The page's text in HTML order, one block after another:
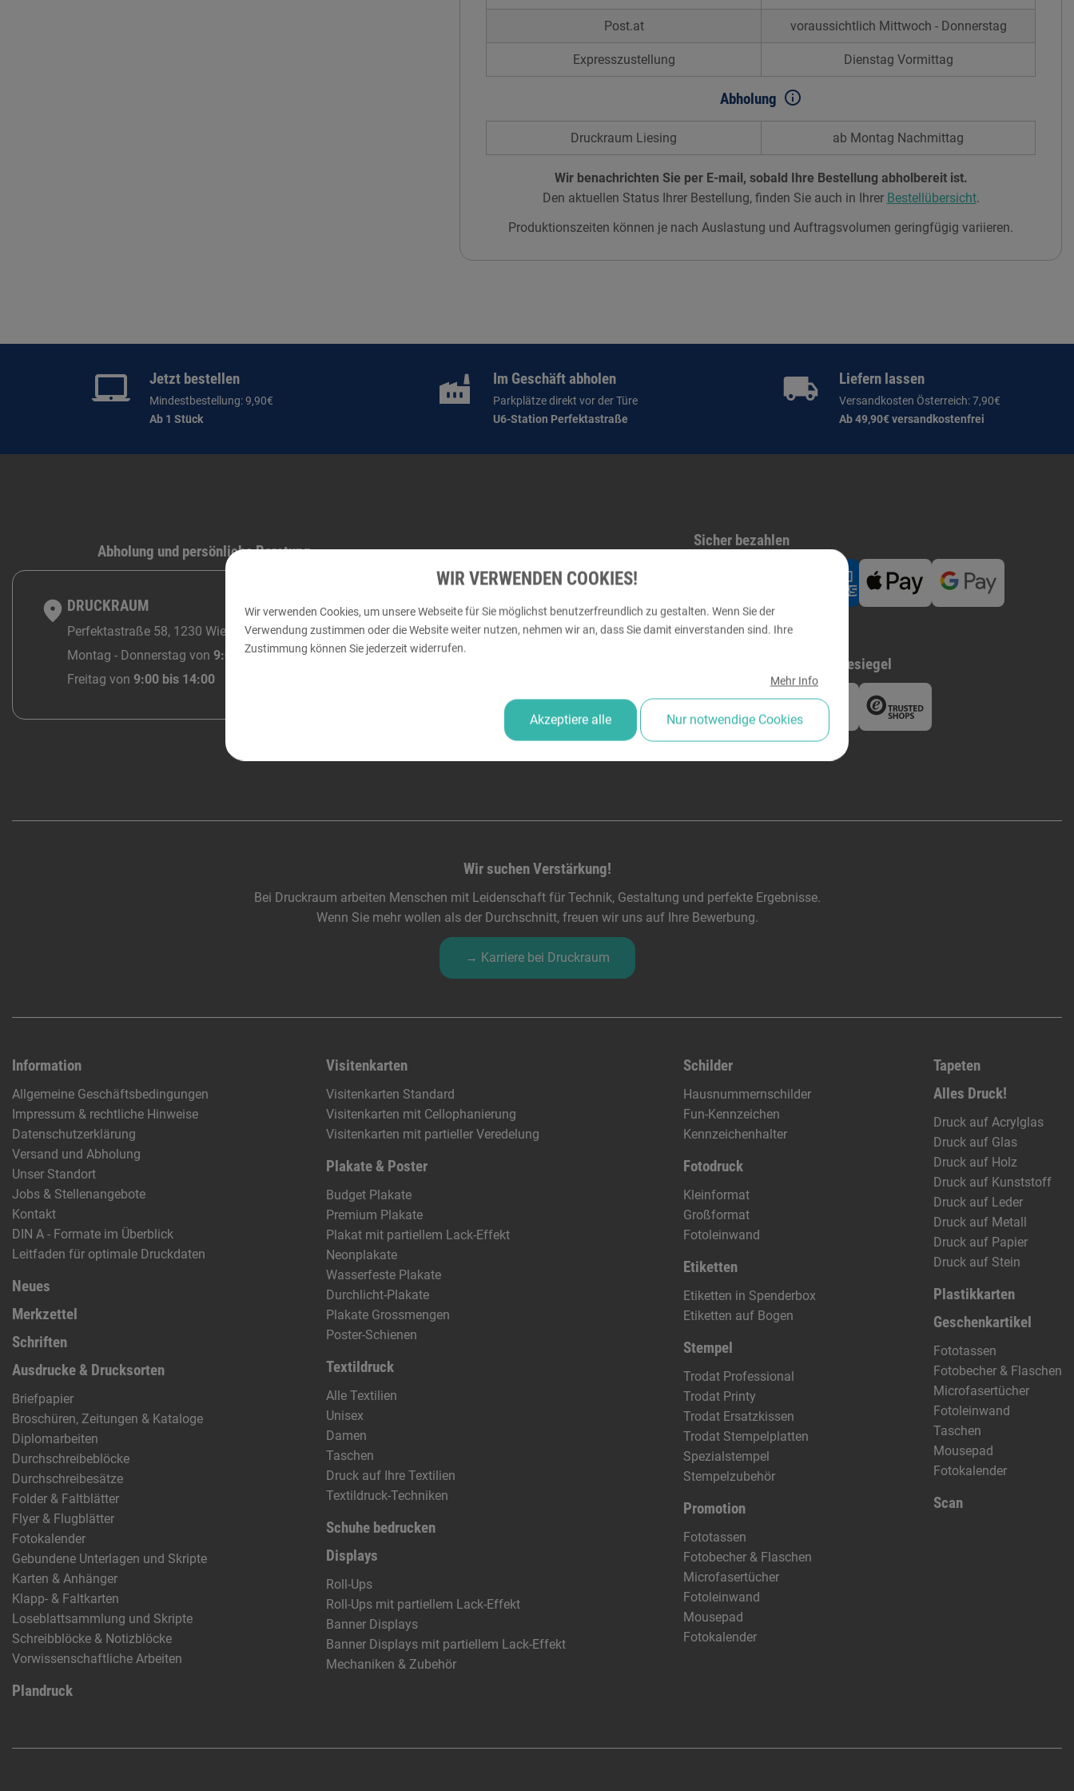
Post.at voraussichtlich Mittwoch - Donnerstag
Expresszustellung Dienstag Vormittag
Abholung info_outline
Druckraum Liesing ab Montag Nachmittag
Wir benachrichten Sie per E-mail, sobald Ihre Bestellung abholbereit ist.
Den aktuellen Status Ihrer Bestellung, finden Sie auch in Ihrer Bestellübersicht.
Produktionszeiten können je nach Auslastung und Auftragsvolumen geringfügig variieren.
Jetzt bestellen
Mindestbestellung: 9,90€
Ab 1 Stück
Im Geschäft abholen
Parkplätze direkt vor der Türe
U6-Station Perfektastraße
Liefern lassen
Versandkosten Österreich: 7,90€
Ab 49,90€ versandkostenfrei
Abholung und persönliche Beratung
DRUCKRAUM
Perfektastraße 58, 1230 Wien
Montag - Donnerstag von 9:00 bis 18:00
Freitag von 9:00 bis 14:00
Sicher bezahlen
Gütesiegel
Wir suchen Verstärkung!
Bei Druckraum arbeiten Menschen mit Leidenschaft für Technik, Gestaltung und perfekte Ergebnisse.
Wenn Sie mehr wollen als der Durchschnitt, freuen wir uns auf Ihre Bewerbung.
→ Karriere bei Druckraum
Information
Allgemeine Geschäftsbedingungen
Impressum & rechtliche Hinweise
Datenschutzerklärung
Versand und Abholung
Unser Standort
Jobs & Stellenangebote
Kontakt
DIN A - Formate im Überblick
Leitfaden für optimale Druckdaten
Neues
Merkzettel
Schriften
Ausdrucke & Drucksorten
Briefpapier
Broschüren, Zeitungen & Kataloge
Diplomarbeiten
Durchschreibeblöcke
Durchschreibesätze
Folder & Faltblätter
Flyer & Flugblätter
Fotokalender
Gebundene Unterlagen und Skripte
Karten & Anhänger
Klapp- & Faltkarten
Loseblattsammlung und Skripte
Schreibblöcke & Notizblöcke
Vorwissenschaftliche Arbeiten
Plandruck
Visitenkarten
Visitenkarten Standard
Visitenkarten mit Cellophanierung
Visitenkarten mit partieller Veredelung
Plakate & Poster
Budget Plakate
Premium Plakate
Plakat mit partiellem Lack-Effekt
Neonplakate
Wasserfeste Plakate
Durchlicht-Plakate
Plakate Grossmengen
Poster-Schienen
Textildruck
Alle Textilien
Unisex
Damen
Taschen
Druck auf Ihre Textilien
Textildruck-Techniken
Schuhe bedrucken
Displays
Roll-Ups
Roll-Ups mit partiellem Lack-Effekt
Banner Displays
Banner Displays mit partiellem Lack-Effekt
Mechaniken & Zubehör
Schilder
Hausnummernschilder
Fun-Kennzeichen
Kennzeichenhalter
Fotodruck
Kleinformat
Großformat
Fotoleinwand
Etiketten
Etiketten in Spenderbox
Etiketten auf Bogen
Stempel
Trodat Professional
Trodat Printy
Trodat Ersatzkissen
Trodat Stempelplatten
Spezialstempel
Stempelzubehör
Promotion
Fototassen
Fotobecher & Flaschen
Microfasertücher
Fotoleinwand
Mousepad
Fotokalender
Tapeten
Alles Druck!
Druck auf Acrylglas
Druck auf Glas
Druck auf Holz
Druck auf Kunststoff
Druck auf Leder
Druck auf Metall
Druck auf Papier
Druck auf Stein
Plastikkarten
Geschenkartikel
Fototassen
Fotobecher & Flaschen
Microfasertücher
Fotoleinwand
Taschen
Mousepad
Fotokalender
Scan
WIR VERWENDEN COOKIES!
Wir verwenden Cookies, um unsere Webseite für Sie möglichst benutzerfreundlich zu gestalten. Wenn Sie der
Verwendung zustimmen oder die Website weiter nutzen, nehmen wir an, dass Sie damit einverstanden sind. Ihre
Zustimmung können Sie jederzeit widerrufen.
Mehr Info
Akzeptiere alle Nur notwendige Cookies